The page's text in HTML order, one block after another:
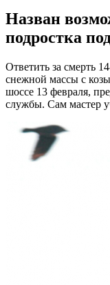
Назван
подростка
Ответить за смерть
снежной массы с
шоссе 13 февраля,
службы. Сам мастер